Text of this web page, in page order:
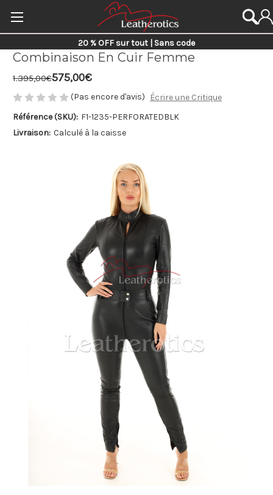
20 % OFF sur tout | Sans code
Combinaison En Cuir Femme
1.395,00€575,00€
(Pas encore d'avis)
Écrire une Critique
Référence (SKU): F1-1235-PERFORATEDBLK
Livraison: Calculé à la caisse